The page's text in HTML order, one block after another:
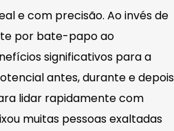
e com precisão. Ao invés de
por bate-papo ao
significativos para a
antes, durante e depois
lidar rapidamente com
muitas pessoas exaltadas